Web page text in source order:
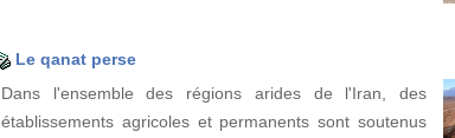
Le qanat perse
Dans l'ensemble des régions arides de l'Iran, des
établissements agricoles et permanents sont soutenus